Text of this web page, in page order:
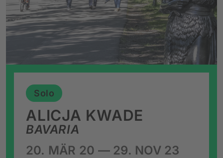
Solo
BAVARIA
ALICJA KWADE
20. MÄR 20 — 29. NOV 23